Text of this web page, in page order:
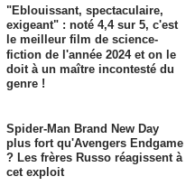
"Eblouissant, spectaculaire,
exigeant" : noté 4,4 sur 5, c'est
le meilleur film de science-
fiction de l'année 2024 et on le
doit à un maître incontesté du
genre !
Spider-Man Brand New Day
plus fort qu'Avengers Endgame
? Les frères Russo réagissent à
cet exploit